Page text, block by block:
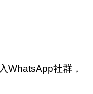
WhatsApp社群，